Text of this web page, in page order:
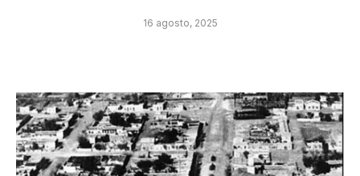
16 agosto, 2025